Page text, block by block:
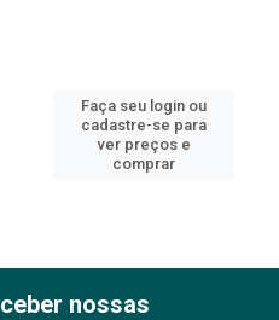
Faça seu login ou
cadastre-se para
ver preços e
comprar
nossas